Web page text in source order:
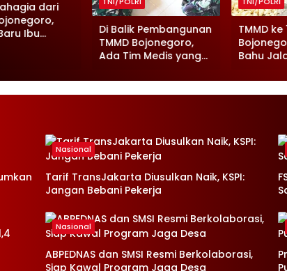
dari
Ibu
Di Balik Pembangunan
TMMD Bojonegoro,
Ada Tim Medis yang
TMMD ke
Bahu
Warga
Nasional
Tarif TransJakarta Diusulkan Naik, KSPI:
Jangan Bebani Pekerja
Nasional
ABPEDNAS dan SMSI Resmi Berkolaborasi,
Siap Kawal Program Jaga Desa